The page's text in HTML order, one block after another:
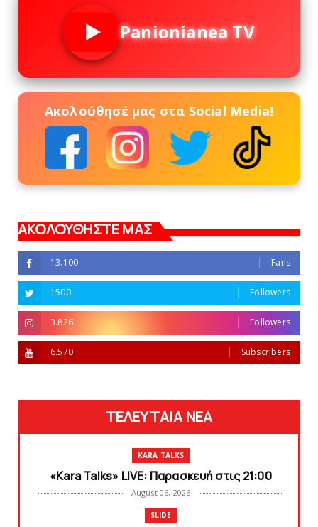
Panionianea TV
Ακολούθησέ μας στα Social Media!
ΑΚΟΛΟΥΘΗΣΤΕ ΜΑΣ
13.100 Fans
1500 Followers
3.826 Followers
6.570 Subscribers
ΤΕΛΕΥΤΑΙΑ ΝΕΑ
KARA TALKS
«Kara Talks» LIVE: Παρασκευή στις 21:00
August 06, 2026
SLIDE